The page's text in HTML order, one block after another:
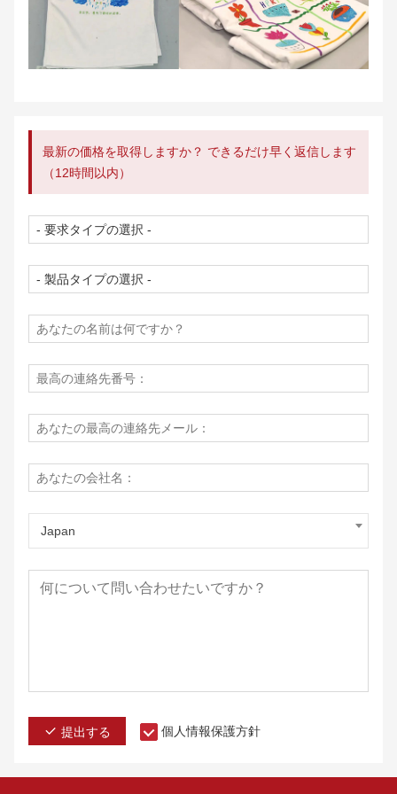
最新の価格を取得しますか？ できるだけ早く返信します
（12時間以内）
Japan
提出する 個人情報保護方針